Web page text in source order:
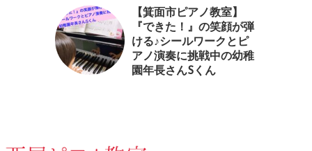
【箕面市ピアノ教室】
『できた！』の笑顔が弾
ける♪シールワークとピ
アノ演奏に挑戦中の幼稚
園年長さんSくん